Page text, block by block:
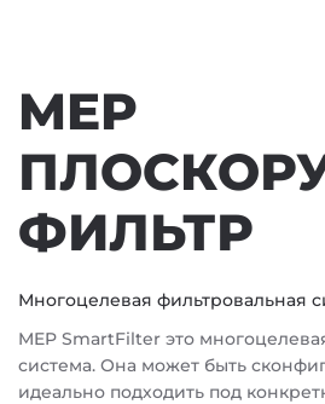
MEP
ФИЛЬТР
Многоцелевая фильтровальная
MEP SmartFilter это
система. Она может быть
идеально подходить под